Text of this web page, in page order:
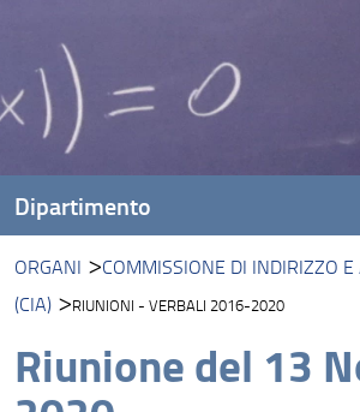
ORGANI
COMMISSIONE DI INDIRIZZO
(CIA)
RIUNIONI - VERBALI 2016-2020
Riunione del 13
Dipartimento
Presentazione DIMAI
Visione